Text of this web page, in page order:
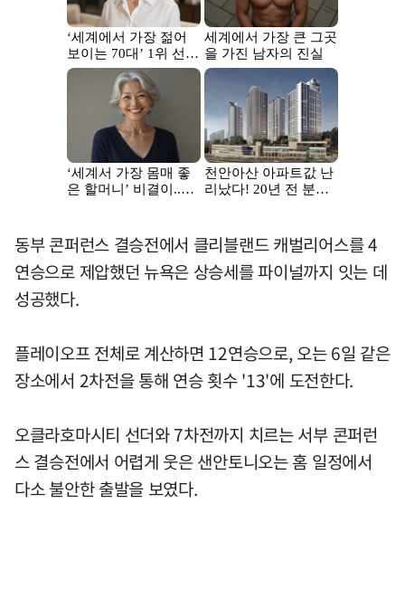
동부 콘퍼런스 결승전에서 클리블랜드 캐벌리어스를 4
연승으로 제압했던 뉴욕은 상승세를 파이널까지 잇는 데
성공했다.
플레이오프 전체로 계산하면 12연승으로, 오는 6일 같은
장소에서 2차전을 통해 연승 횟수 '13'에 도전한다.
오클라호마시티 선더와 7차전까지 치르는 서부 콘퍼런
스 결승전에서 어렵게 웃은 샌안토니오는 홈 일정에서
다소 불안한 출발을 보였다.